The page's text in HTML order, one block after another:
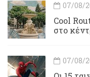
07/08/
Cool
στο
07/08/